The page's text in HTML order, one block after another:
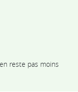
reste pas moins